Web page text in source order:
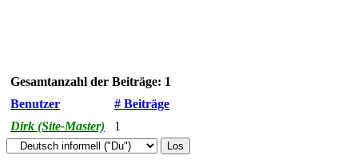
Gesamtanzahl der Beiträge: 1
Benutzer
# Beiträge
Dirk (Site-Master)
1